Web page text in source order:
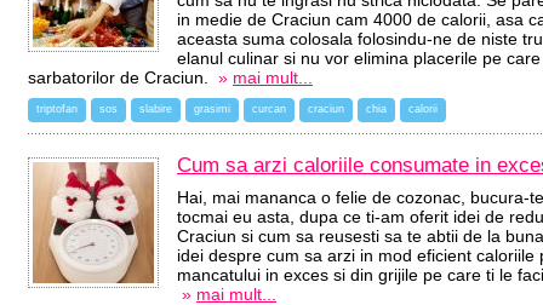
in medie de Craciun cam 4000 de calorii, asa
aceasta suma colosala folosindu-ne de niste
elanul culinar si nu vor elimina placerile pe
sarbatorilor de Craciun. » mai mult...
triptofan sos slabire grasimi curcan craciun chia calorii
Cum sa arzi caloriile consumate in
Hai, mai mananca o felie de cozonac, bucura-
tocmai eu asta, dupa ce ti-am oferit idei de
Craciun si cum sa reusesti sa te abtii de la
idei despre cum sa arzi in mod eficient
mancatului in exces si din grijile pe care ti le
» mai mult...